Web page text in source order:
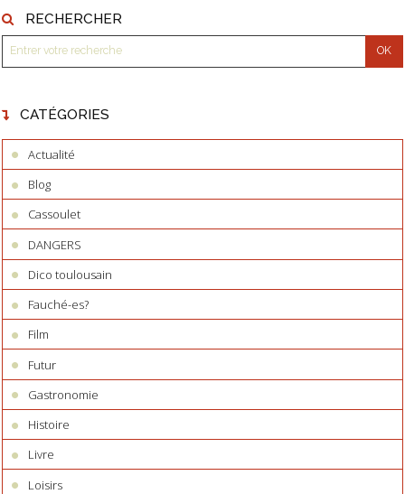
RECHERCHER
CATÉGORIES
Actualité
Blog
Cassoulet
DANGERS
Dico toulousain
Fauché-es?
Film
Futur
Gastronomie
Histoire
Livre
Loisirs